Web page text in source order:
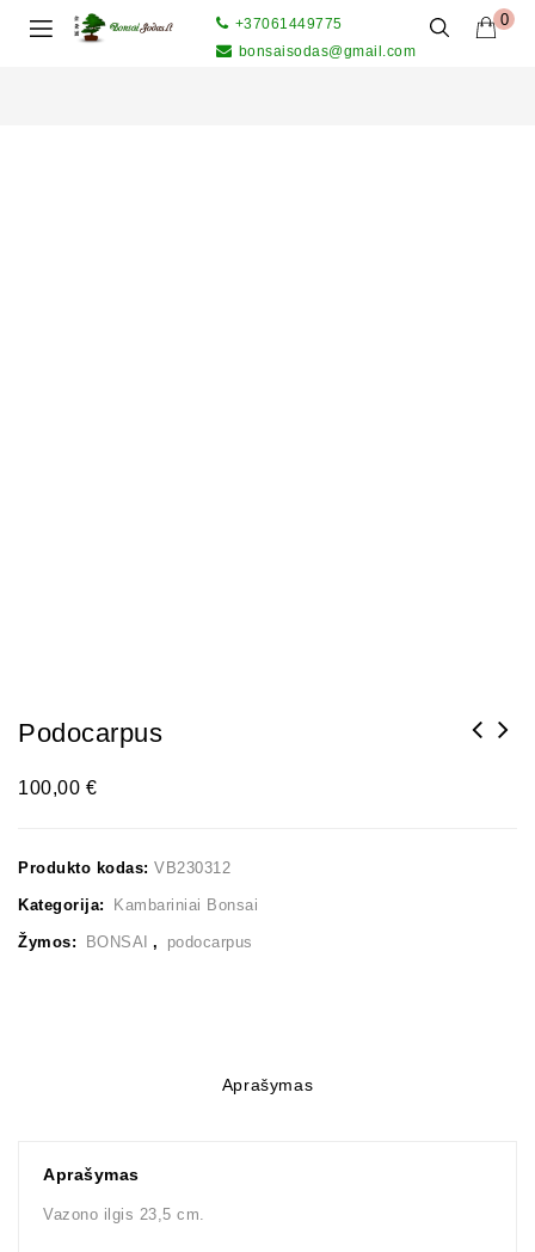
0
+37061449775
bonsaisodas@gmail.com
Podocarpus
100,00€
Produkto kodas: VB230312
Kategorija: Kambariniai Bonsai
Žymos: BONSAI , podocarpus
Aprašymas
Aprašymas
Vazono ilgis 23,5 cm.